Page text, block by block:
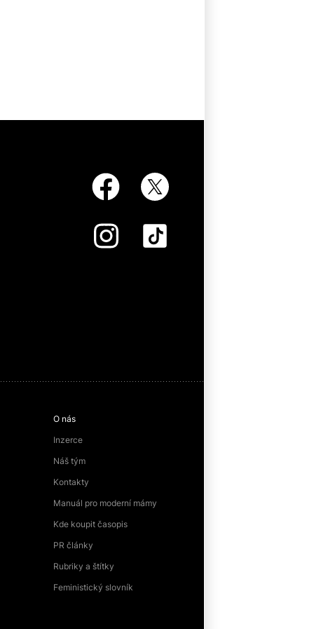
O nás
Inzerce
Náš tým
Kontakty
Manuál pro moderní mámy
Kde koupit časopis
PR články
Rubriky a štítky
Feministický slovník